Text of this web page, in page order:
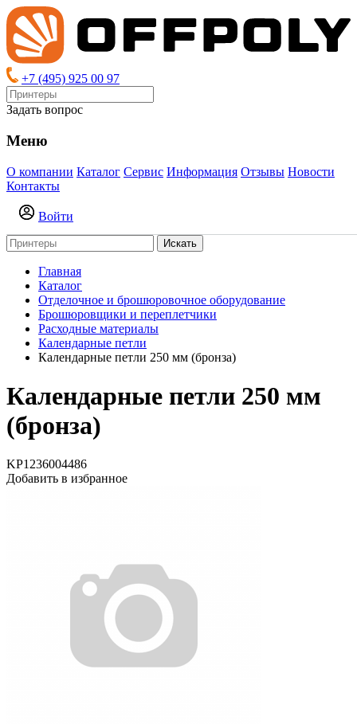
+7 (495) 925 00 97
Задать вопрос
Меню
О компании Каталог Сервис Информация Отзывы Новости
Контакты
Войти
Искать
Главная
Каталог
Отделочное и брошюровочное оборудование
Брошюровщики и переплетчики
Расходные материалы
Календарные петли
Календарные петли 250 мм (бронза)
Календарные петли 250 мм
(бронза)
KP1236004486
Добавить в избранное